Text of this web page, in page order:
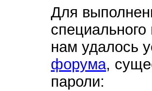
Для
специального
нам удалось
форума,
пароли: